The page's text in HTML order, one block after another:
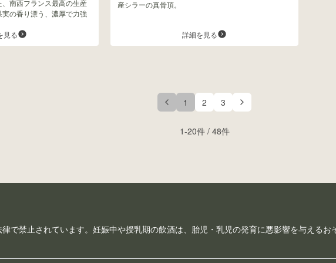
南西フランス最高の生産
の香り漂う、濃厚で力強
見る
産シラーの真骨頂。
詳細を見る
1 2 3
1-20件 / 48件
で禁止されています。妊娠中や授乳期の飲酒は、胎児・乳児の発育に悪影響を与えるお